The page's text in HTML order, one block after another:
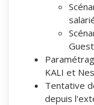
Guest
KALI et
Tentative
depuis